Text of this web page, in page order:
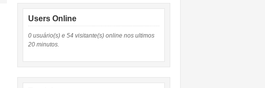
Users Online
0 usuário(s) e 54 visitante(s) online nos ultimos
20 minutos.